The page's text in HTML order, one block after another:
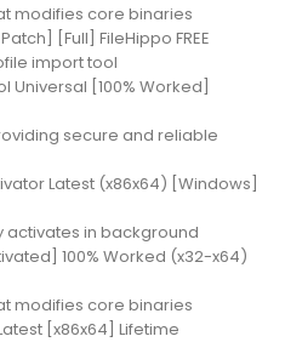
modifies core binaries
[Full] FileHippo FREE
import tool
Universal [100% Worked]
secure and reliable
Latest (x86x64) [Windows]
activates in background
100% Worked (x32-x64)
modifies core binaries
[x86x64] Lifetime